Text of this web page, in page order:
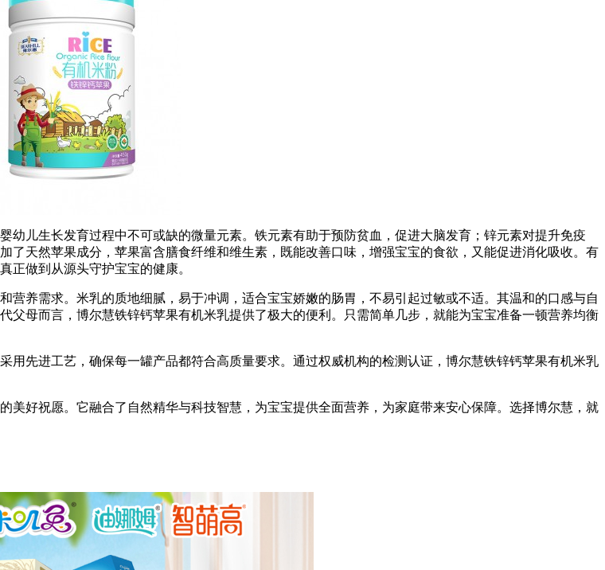
儿生长发育过程中不可或缺的微量元素。铁元素有助于预防贫血，促进大脑发育；锌元素对提升免疫
天然苹果成分，苹果富含膳食纤维和维生素，既能改善口味，增强宝宝的食欲，又能促进消化吸收。有
正做到从源头守护宝宝的健康。
养需求。米乳的质地细腻，易于冲调，适合宝宝娇嫩的肠胃，不易引起过敏或不适。其温和的口感与自
母而言，博尔慧铁锌钙苹果有机米乳提供了极大的便利。只需简单几步，就能为宝宝准备一顿营养均衡
先进工艺，确保每一罐产品都符合高质量要求。通过权威机构的检测认证，博尔慧铁锌钙苹果有机米乳
美好祝愿。它融合了自然精华与科技智慧，为宝宝提供全面营养，为家庭带来安心保障。选择博尔慧，就